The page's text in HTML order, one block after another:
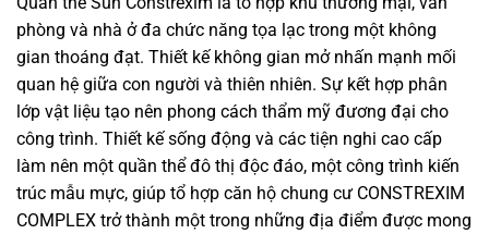
phòng và nhà ở đa chức năng tọa lạc trong một không
gian thoáng đạt. Thiết kế không gian mở nhấn mạnh mối
quan hệ giữa con người và thiên nhiên. Sự kết hợp phân
lớp vật liệu tạo nên phong cách thẩm mỹ đương đại cho
công trình. Thiết kế sống động và các tiện nghi cao cấp
làm nên một quần thể đô thị độc đáo, một công trình kiến
trúc mẫu mực, giúp tổ hợp căn hộ chung cư CONSTREXIM
COMPLEX trở thành một trong những địa điểm được mong